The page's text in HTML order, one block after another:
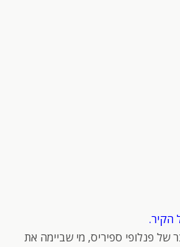
של פנלופי ספיריס, מי שביימה את